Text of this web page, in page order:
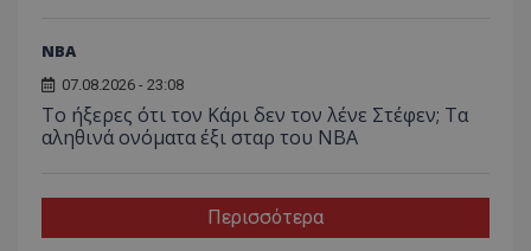
NBA
07.08.2026 - 23:08
Το ήξερες ότι τον Κάρι δεν τον λένε Στέφεν; Τα
αληθινά ονόματα έξι σταρ του NBA
Περισσότερα